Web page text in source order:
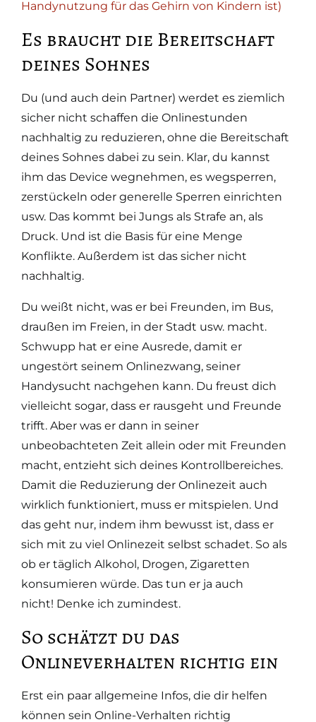
Handynutzung für das Gehirn von Kindern ist)
Es braucht die Bereitschaft
deines Sohnes
Du (und auch dein Partner) werdet es ziemlich
sicher nicht schaffen die Onlinestunden
nachhaltig zu reduzieren, ohne die Bereitschaft
deines Sohnes dabei zu sein. Klar, du kannst
ihm das Device wegnehmen, es wegsperren,
zerstückeln oder generelle Sperren einrichten
usw. Das kommt bei Jungs als Strafe an, als
Druck. Und ist die Basis für eine Menge
Konflikte. Außerdem ist das sicher nicht
nachhaltig.
Du weißt nicht, was er bei Freunden, im Bus,
draußen im Freien, in der Stadt usw. macht.
Schwupp hat er eine Ausrede, damit er
ungestört seinem Onlinezwang, seiner
Handysucht nachgehen kann. Du freust dich
vielleicht sogar, dass er rausgeht und Freunde
trifft. Aber was er dann in seiner
unbeobachteten Zeit allein oder mit Freunden
macht, entzieht sich deines Kontrollbereiches.
Damit die Reduzierung der Onlinezeit auch
wirklich funktioniert, muss er mitspielen. Und
das geht nur, indem ihm bewusst ist, dass er
sich mit zu viel Onlinezeit selbst schadet. So als
ob er täglich Alkohol, Drogen, Zigaretten
konsumieren würde. Das tun er ja auch
nicht! Denke ich zumindest.
So schätzt du das
Onlineverhalten richtig ein
Erst ein paar allgemeine Infos, die dir helfen
können sein Online-Verhalten richtig